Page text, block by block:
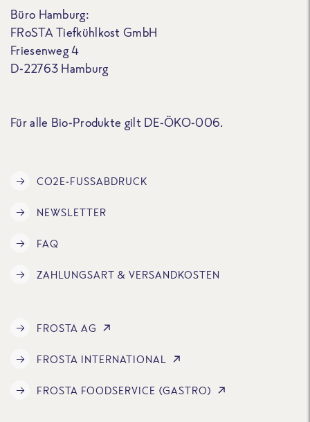
Büro Hamburg:
FRoSTA Tiefkühlkost GmbH
Friesenweg 4
D-22763 Hamburg
Für alle Bio-Produkte gilt DE-ÖKO-006.
CO2E-FUSSABDRUCK
NEWSLETTER
FAQ
ZAHLUNGSART & VERSANDKOSTEN
FROSTA AG
FROSTA INTERNATIONAL
FROSTA FOODSERVICE (GASTRO)